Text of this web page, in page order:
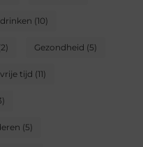
(10)
Gezondheid (5)
tijd (11)
(5)